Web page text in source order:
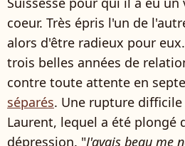
coeur. Très épris l'un de
alors d'être radieux pour
trois belles années de
contre toute attente en
séparés. Une rupture
Laurent, lequel a été plongé
dépression. "J'avais beau me